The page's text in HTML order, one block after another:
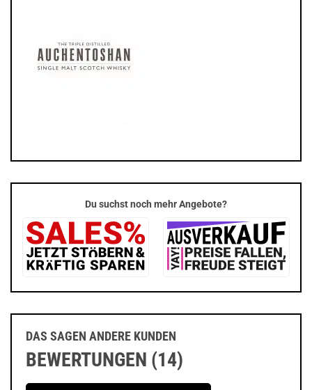
Du suchst noch mehr Angebote?
DAS SAGEN ANDERE KUNDEN
BEWERTUNGEN (14)